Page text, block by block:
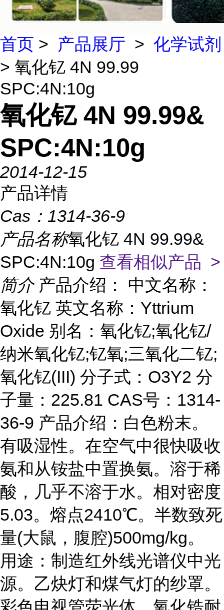
首页 > 产品展厅 > 化学试剂
> 氧化钇 4N 99.99
SPC:4N:10g
氧化钇 4N 99.99&
SPC:4N:10g
2014-12-15
产品详情
Cas： 1314-36-9
产品名称氧化钇 4N 99.99&
SPC:4N:10g 查看相似产品 >
简介 产品介绍： 中文名称：
氧化钇 英文名称：Yttrium
Oxide 别名：氧化钇;氧化钇/
纳米氧化钇;钇氧;三氧化二钇;
氧化钇(III) 分子式：O3Y2 分
子量：225.81 CAS号：1314-
36-9 产品介绍：白色粉末。
有吸湿性。在空气中很快吸收
氨和从铵盐中置换氨。溶于稀
酸，几乎不溶于水。相对密度
5.03。熔点2410℃。半数致死
量(大鼠，腹腔)500mg/kg。
用途：制造红外线光谱仪中光
源。乙炔灯和煤气灯的纱罩。